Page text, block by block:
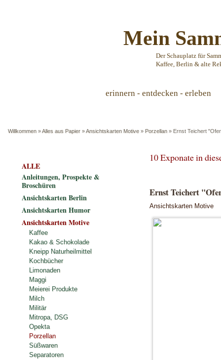
Mein
Der Schauplatz für
Kaffee, Berlin & alte
erinnern - entdecken - erleben
Willkommen »Alles aus Papier »Ansichtskarten Motive » Porzellan » Ernst Teichert
10 Exponate in
Ernst Teichert
Ansichtskarten Motive
ALLE
Anleitungen, Prospekte &
Broschüren
Ansichtskarten Berlin
Ansichtskarten Humor
Ansichtskarten Motive
Kaffee
Kakao & Schokolade
Kneipp Naturheilmittel
Kochbücher
Limonaden
Maggi
Meierei Produkte
Milch
Militär
Mitropa, DSG
Opekta
Porzellan
Süßwaren
Separatoren